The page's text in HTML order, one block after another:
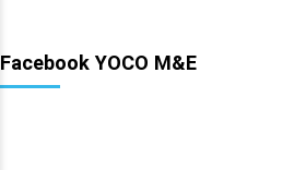
Facebook YOCO M&E